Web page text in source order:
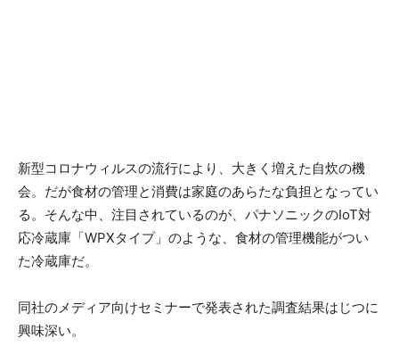
新型コロナウィルスの流行により、大きく増えた自炊の機
会。だが食材の管理と消費は家庭のあらたな負担となってい
る。そんな中、注目されているのが、パナソニックのIoT対
応冷蔵庫「WPXタイプ」のような、食材の管理機能がつい
た冷蔵庫だ。
同社のメディア向けセミナーで発表された調査結果はじつに
興味深い。